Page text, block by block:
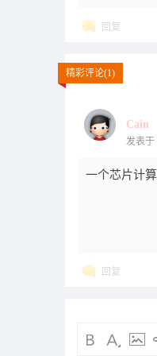
回复
精彩评论(1)
Cain
发表于
一个芯片计
回复